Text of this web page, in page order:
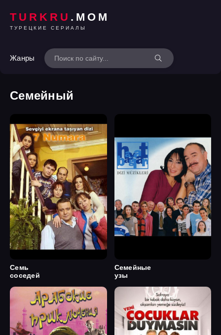
TURKRU .MOM
ТУРЕЦКИЕ СЕРИАЛЫ
Жанры
Семейный
Семь
соседей
Семейные
узы